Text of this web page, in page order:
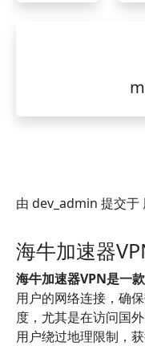
由 dev_admin 提交于
海牛加速器
海牛加速器VPN是一
用户的网络连接，确
度，尤其是在访问国
用户绕过地理限制，